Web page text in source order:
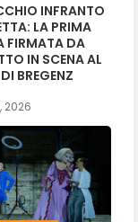
INFRANTO
LA PRIMA
FIRMATA DA
IN SCENA AL
BREGENZ
2026